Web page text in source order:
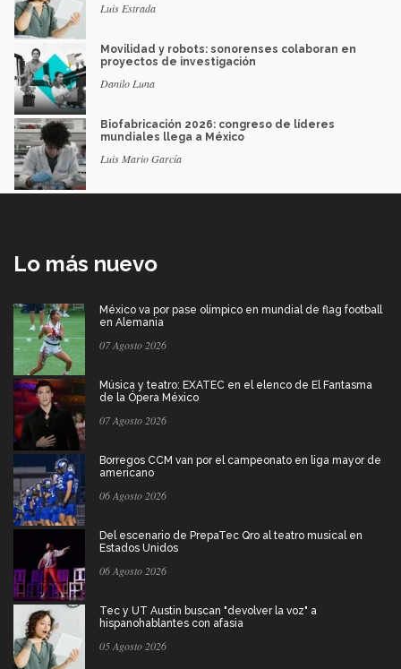
Luis Estrada
Movilidad y robots: sonorenses colaboran en
proyectos de investigación
Danilo Luna
Biofabricación 2026: congreso de líderes
mundiales llega a México
Luis Mario García
Lo más nuevo
México va por pase olímpico en mundial de flag football
en Alemania
07 Agosto 2026
Música y teatro: EXATEC en el elenco de El Fantasma
de la Ópera México
07 Agosto 2026
Borregos CCM van por el campeonato en liga mayor de
americano
06 Agosto 2026
Del escenario de PrepaTec Qro al teatro musical en
Estados Unidos
06 Agosto 2026
Tec y UT Austin buscan "devolver la voz" a
hispanohablantes con afasia
05 Agosto 2026